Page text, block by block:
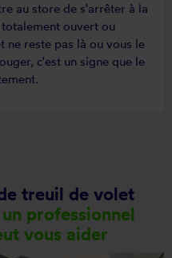
au store de s'arrêter à la
ouvert ou
reste pas là ou vous le
c'est un signe que le
treuil de volet
professionnel
vous aider